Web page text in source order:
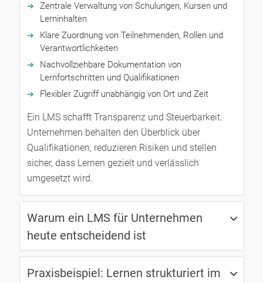
Zentrale Verwaltung von Schulungen, Kursen und
Lerninhalten
Klare Zuordnung von Teilnehmenden, Rollen und
Verantwortlichkeiten
Nachvollziehbare Dokumentation von
Lernfortschritten und Qualifikationen
Flexibler Zugriff unabhängig von Ort und Zeit
Ein LMS schafft Transparenz und Steuerbarkeit.
Unternehmen behalten den Überblick über
Qualifikationen, reduzieren Risiken und stellen
sicher, dass Lernen gezielt und verlässlich
umgesetzt wird.
Warum ein LMS für Unternehmen
heute entscheidend ist
Praxisbeispiel: Lernen strukturiert im